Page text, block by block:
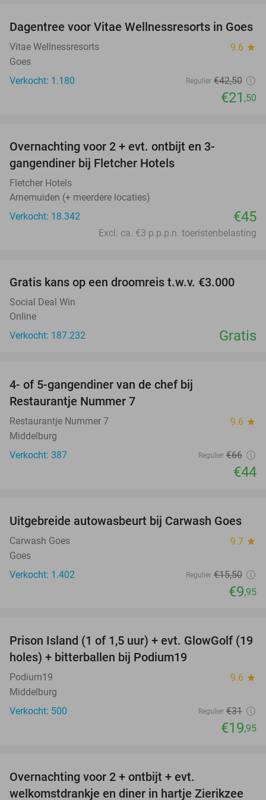
49%
Dagentree voor Vitae Wellnessresorts in Goes
Vitae Wellnessresorts 9.6 star
Goes
Verkocht: 1.180
Regulier €42,50
€21 ,50
Overnachting voor 2 + evt. ontbijt en 3-
gangendiner bij Fletcher Hotels
Fletcher Hotels
Arnemuiden (+ meerdere locaties)
Verkocht: 18.342
€45
Excl. ca. €3 p.p.p.n. toeristenbelasting
Gratis kans op een droomreis t.w.v. €3.000
Social Deal Win
Online
Verkocht: 187.232
Gratis
4- of 5-gangendiner van de chef bij
Restaurantje Nummer 7
Restaurantje Nummer 7 9.6 star
Middelburg
Verkocht: 387
Regulier €66
€44
36%
Uitgebreide autowasbeurt bij Carwash Goes
Carwash Goes 9.7 star
Goes
Verkocht: 1.402
Regulier €15,50
€9,95
36%
Prison Island (1 of 1,5 uur) + evt. GlowGolf (19
holes) + bitterballen bij Podium19
Podium19 9.6 star
Middelburg
Verkocht: 500
Regulier €31
€19,95
Overnachting voor 2 + ontbijt + evt.
welkomstdrankje en diner in hartje Zierikzee